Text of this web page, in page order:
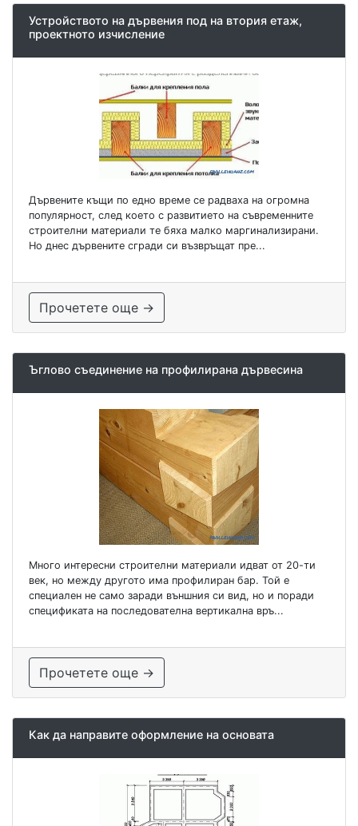
Устройството на дървения под на втория етаж,
проектното изчисление
Дървените къщи по едно време се радваха на огромна
популярност, след което с развитието на съвременните
строителни материали те бяха малко маргинализирани.
Но днес дървените сгради си възвръщат пре...
Прочетете още →
Ъглово съединение на профилирана дървесина
Много интересни строителни материали идват от 20-ти
век, но между другото има профилиран бар. Той е
специален не само заради външния си вид, но и поради
спецификата на последователна вертикална връ...
Прочетете още →
Как да направите оформление на основата